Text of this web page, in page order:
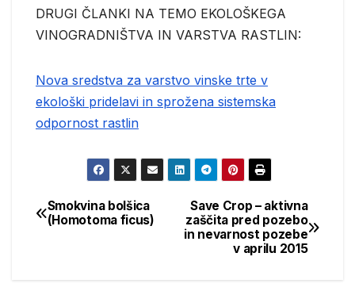
DRUGI ČLANKI NA TEMO EKOLOŠKEGA
VINOGRADNIŠTVA IN VARSTVA RASTLIN:
Nova sredstva za varstvo vinske trte v
ekološki pridelavi in sprožena sistemska
odpornost rastlin
Post
Save Crop – aktivna
zaščita pred pozebo
in nevarnost pozebe
v aprilu 2015
Smokvina bolšica
(Homotoma ficus)